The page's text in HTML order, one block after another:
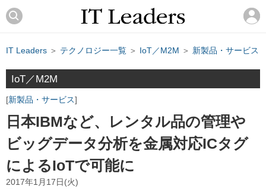
IT Leaders ＞ テクノロジー一覧 ＞ IoT／M2M ＞ 新製品・サービス
IoT／M2M
新製品・サービス
日本IBMなど、レンタル品の管理や
ビッグデータ分析を金属対応ICタグ
によるIoTで可能に
2017年1月17日(火)